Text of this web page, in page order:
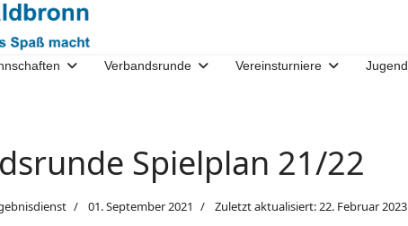
Verbandsrunde Vereinsturniere Jugend
Spielplan 21/22
01. September 2021 Zuletzt aktualisiert: 22. Februar 2023